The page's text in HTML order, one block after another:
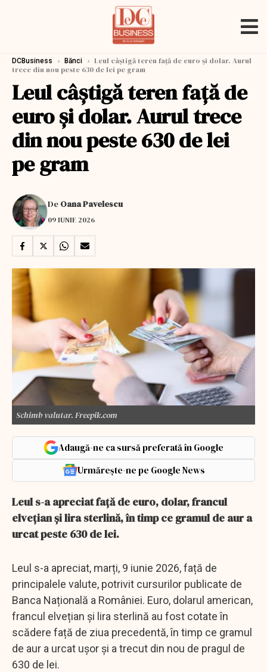
DCBusiness › Bănci › Leul câștigă teren față de euro și dolar. Aurul
trece din nou peste 630 de lei pe gram
Leul câștigă teren față de
euro și dolar. Aurul trece
din nou peste 630 de lei
pe gram
De Oana Pavelescu
09 IUNIE 2026
Schimb valutar. Freepik.com
Adaugă-ne ca sursă preferată în Google
Urmărește-ne pe Google News
Leul s-a apreciat față de euro, dolar, francul
elvețian și lira sterlină, în timp ce gramul de aur a
urcat peste 630 de lei.
Leul s-a apreciat, marți, 9 iunie 2026, față de
principalele valute, potrivit cursurilor publicate de
Banca Națională a României. Euro, dolarul american,
francul elvețian și lira sterlină au fost cotate în
scădere față de ziua precedentă, în timp ce gramul
de aur a urcat ușor și a trecut din nou de pragul de
630 de lei.